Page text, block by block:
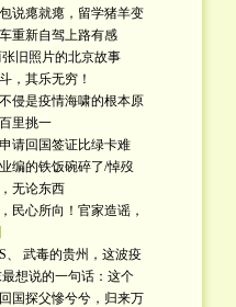
说瘪就瘪，留学猪羊变
重新自驾上路有感
张旧照片的北京故事
，其乐无穷！
侵是疫情海啸的根本原
里挑一
请回国签证比绿卡难
编的铁饭碗碎了/悼歿
无论东西
民心所向！官家造谣，
、 武毒的贵州，这波疫
最想说的一句话：这个
国探父慘兮兮，归来万